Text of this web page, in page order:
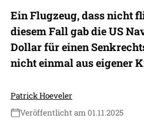
Ein Flugzeug, dass nicht
diesem Fall gab die US
Dollar für einen
nicht einmal aus eigener
Patrick Hoeveler
Veröffentlicht am 01.11.2025